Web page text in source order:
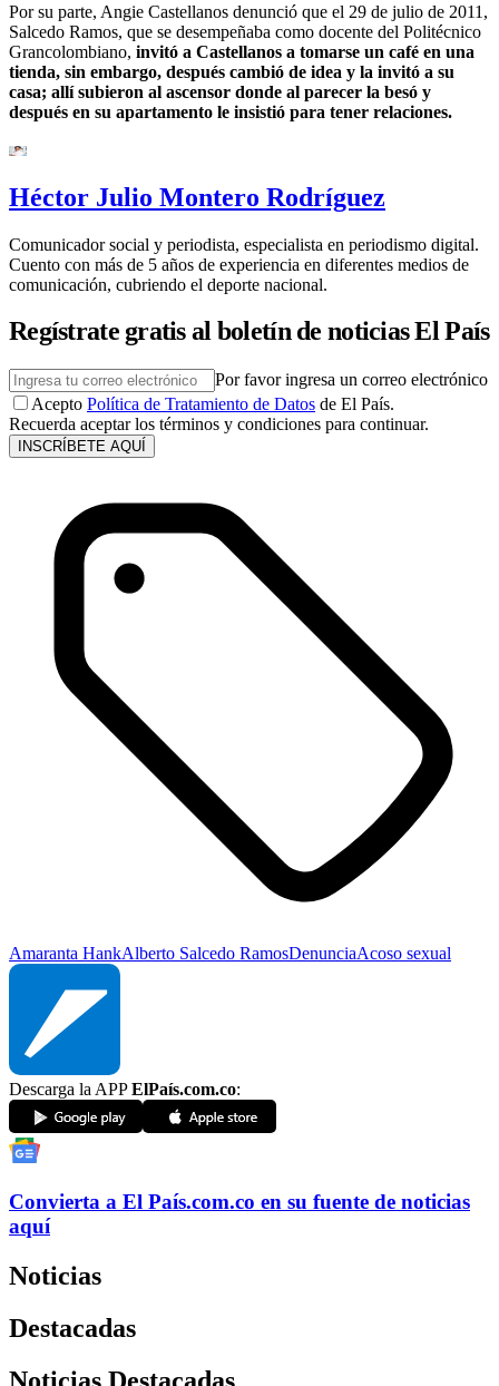
Por su parte, Angie Castellanos denunció que el 29 de julio de 2011,
Salcedo Ramos, que se desempeñaba como docente del Politécnico
Grancolombiano, invitó a Castellanos a tomarse un café en una
tienda, sin embargo, después cambió de idea y la invitó a su
casa; allí subieron al ascensor donde al parecer la besó y
después en su apartamento le insistió para tener relaciones.
Héctor Julio Montero Rodríguez
Comunicador social y periodista, especialista en periodismo digital.
Cuento con más de 5 años de experiencia en diferentes medios de
comunicación, cubriendo el deporte nacional.
Regístrate gratis al boletín de noticias El País
Por favor ingresa un correo electrónico
Acepto Política de Tratamiento de Datos de El País.
Recuerda aceptar los términos y condiciones para continuar.
INSCRÍBETE AQUÍ
Amaranta HankAlberto Salcedo RamosDenunciaAcoso sexual
Descarga la APPElPaís.com.co:
Convierta a El País.com.co en su fuente de noticias
aquí
Noticias
Destacadas
Noticias Destacadas